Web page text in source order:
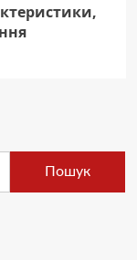
Пошук